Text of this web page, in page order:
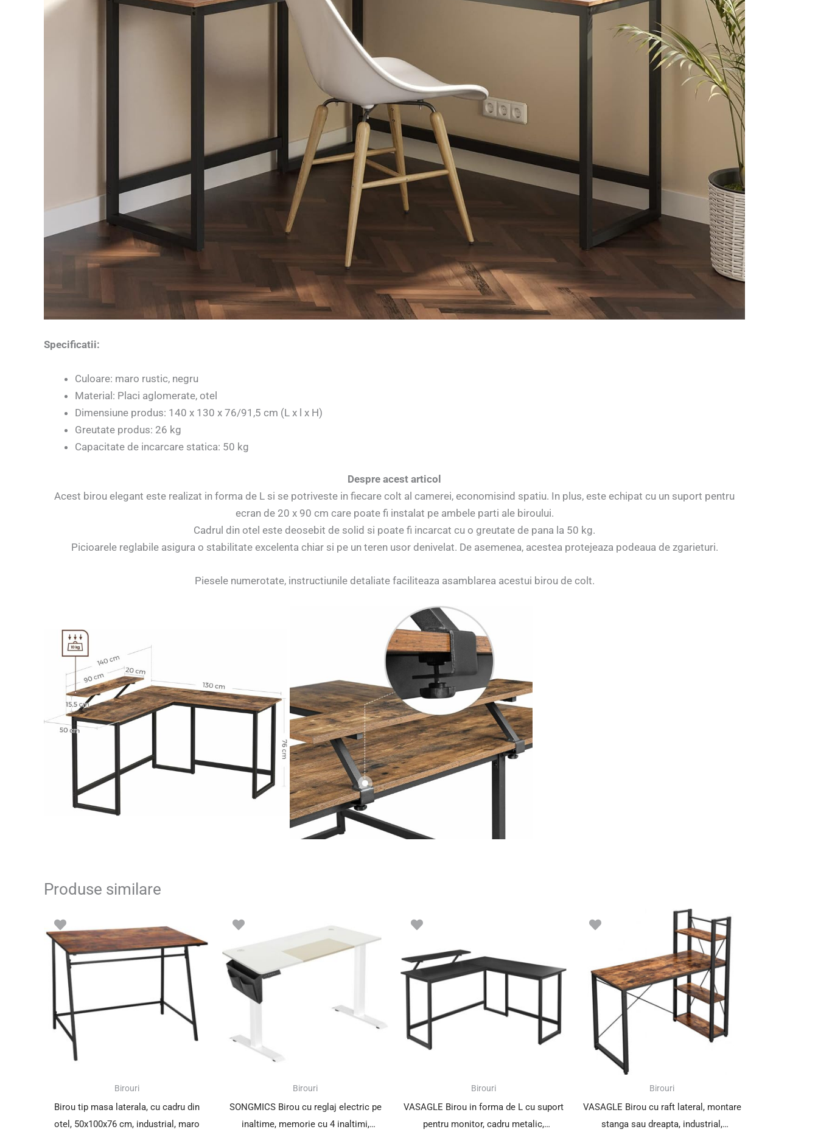
Specificatii:
Culoare: maro rustic, negru
Material: Placi aglomerate, otel
Dimensiune produs: 140 x 130 x 76/91,5 cm (L x l x H)
Greutate produs: 26 kg
Capacitate de incarcare statica: 50 kg
Despre acest articol
Acest birou elegant este realizat in forma de L si se potriveste in fiecare colt al camerei, economisind spatiu. In plus, este echipat cu un suport pentru
ecran de 20 x 90 cm care poate fi instalat pe ambele parti ale biroului.
Cadrul din otel este deosebit de solid si poate fi incarcat cu o greutate de pana la 50 kg.
Picioarele reglabile asigura o stabilitate excelenta chiar si pe un teren usor denivelat. De asemenea, acestea protejeaza podeaua de zgarieturi.
Piesele numerotate, instructiunile detaliate faciliteaza asamblarea acestui birou de colt.
Produse similare
Birouri
Birou tip masa laterala, cu cadru din
otel, 50x100x76 cm, industrial, maro
a
fost:
295.00 lei.
curent
este:
198.00 lei.
Birouri
SONGMICS Birou cu reglaj electric pe
inaltime, memorie cu 4 inaltimi,
Birouri
VASAGLE Birou in forma de L cu suport
pentru monitor, cadru metalic,
Birouri
VASAGLE Birou cu raft lateral, montare
stanga sau dreapta, industrial,